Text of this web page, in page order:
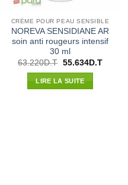
CRÈME POUR PEAU SENSIBLE
NOREVA SENSIDIANE AR
soin anti rougeurs intensif
30 ml
63.220D.T Le
initial
était :
55.634D.TLe
LIRE LA SUITE